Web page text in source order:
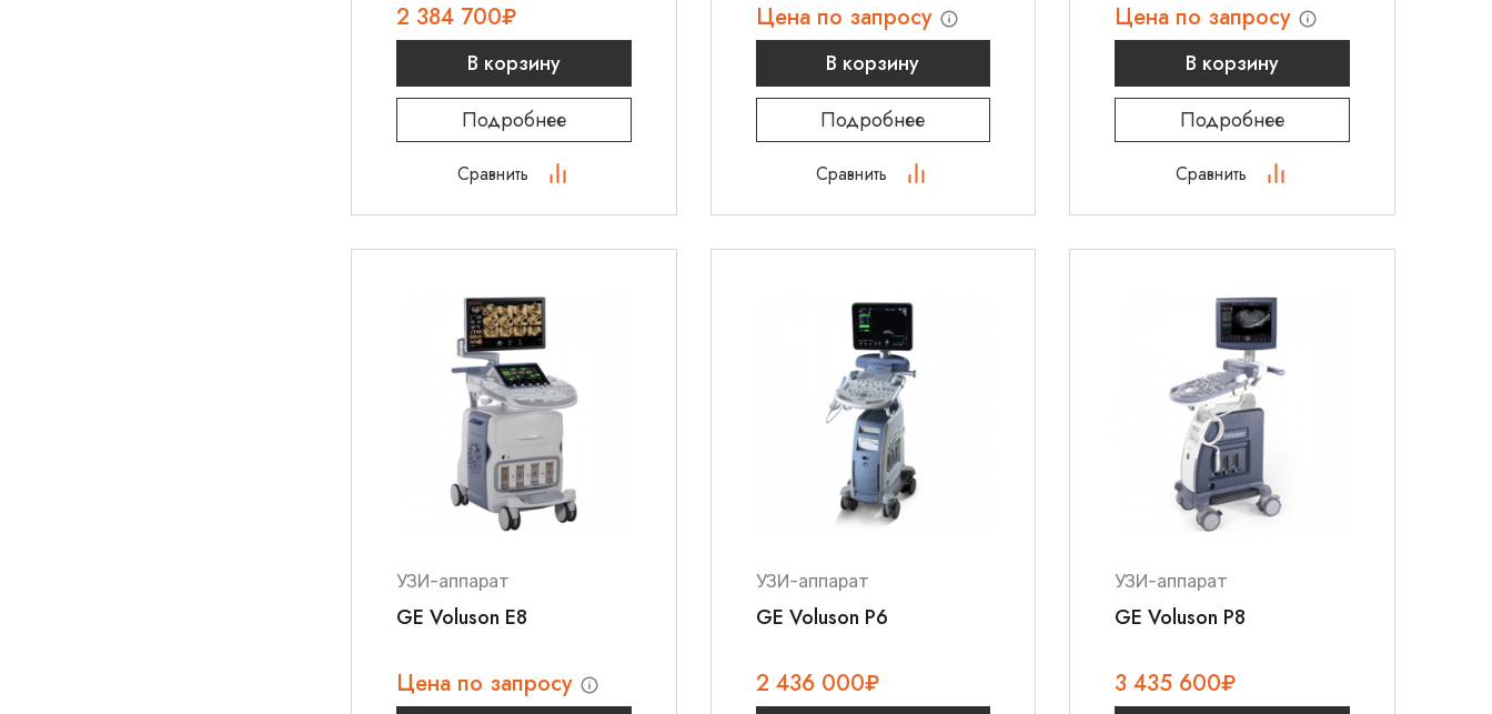
2 384 700₽
В корзину
Подробнее
Сравнить
Цена по запросу
В корзину
Подробнее
Сравнить
Цена по запросу
В корзину
Подробнее
Сравнить
УЗИ-аппарат
GE Voluson E8
Цена по запросу
УЗИ-аппарат
GE Voluson P6
2 436 000₽
УЗИ-аппарат
GE Voluson P8
3 435 600₽